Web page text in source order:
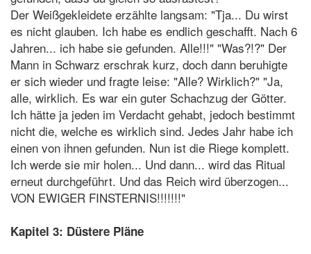
Der Weißgekleidete erzählte langsam: "Tja... Du wirst
es nicht glauben. Ich habe es endlich geschafft. Nach 6
Jahren... ich habe sie gefunden. Alle!!!" "Was?!?" Der
Mann in Schwarz erschrak kurz, doch dann beruhigte
er sich wieder und fragte leise: "Alle? Wirklich?" "Ja,
alle, wirklich. Es war ein guter Schachzug der Götter.
Ich hätte ja jeden im Verdacht gehabt, jedoch bestimmt
nicht die, welche es wirklich sind. Jedes Jahr habe ich
einen von ihnen gefunden. Nun ist die Riege komplett.
Ich werde sie mir holen... Und dann... wird das Ritual
erneut durchgeführt. Und das Reich wird überzogen...
VON EWIGER FINSTERNIS!!!!!!!"
Kapitel 3: Düstere Pläne